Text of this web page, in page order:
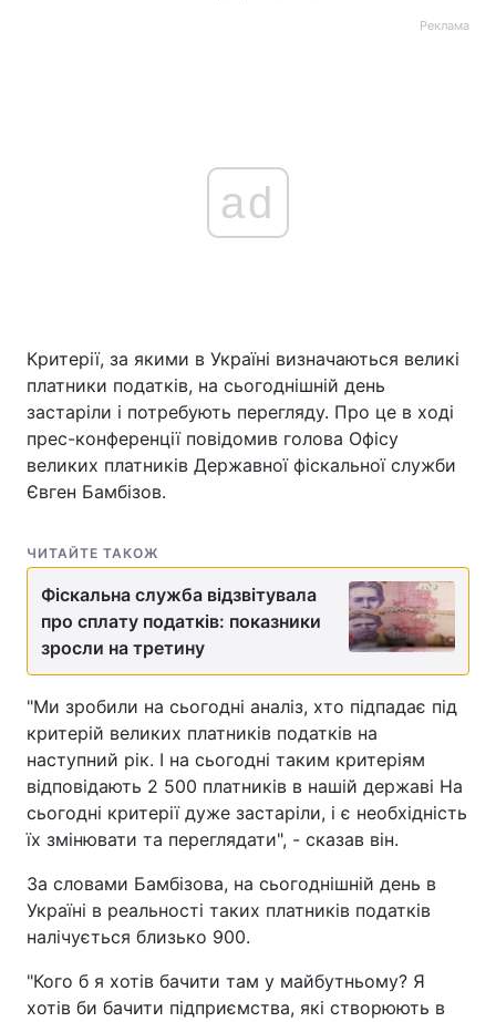
Реклама
ad
Критерії, за якими в Україні визначаються великі
платники податків, на сьогоднішній день
застаріли і потребують перегляду. Про це в ході
прес-конференції повідомив голова Офісу
великих платників Державної фіскальної служби
Євген Бамбізов.
ЧИТАЙТЕ ТАКОЖ
Фіскальна служба відзвітувала
про сплату податків: показники
зросли на третину
"Ми зробили на сьогодні аналіз, хто підпадає під
критерій великих платників податків на
наступний рік. І на сьогодні таким критеріям
відповідають 2 500 платників в нашій державі На
сьогодні критерії дуже застаріли, і є необхідність
їх змінювати та переглядати", - сказав він.
За словами Бамбізова, на сьогоднішній день в
Україні в реальності таких платників податків
налічується близько 900.
"Кого б я хотів бачити там у майбутньому? Я
хотів би бачити підприємства, які створюють в